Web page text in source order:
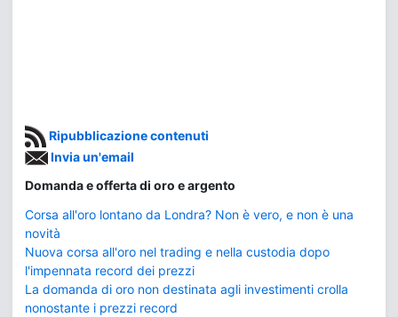
Ripubblicazione contenuti
Invia un'email
Domanda e offerta di oro e argento
Corsa all'oro lontano da Londra? Non è vero, e non è una
novità
Nuova corsa all'oro nel trading e nella custodia dopo
l'impennata record dei prezzi
La domanda di oro non destinata agli investimenti crolla
nonostante i prezzi record